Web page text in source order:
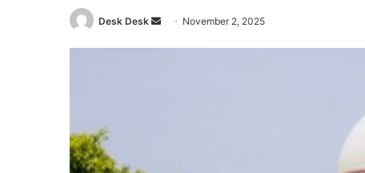
Desk Desk
Send November 2, 2025